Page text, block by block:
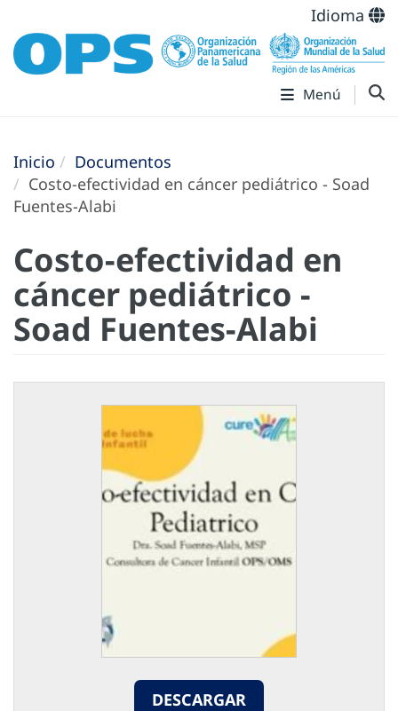
Idioma
Menú
Inicio
Documentos
Costo-efectividad en cáncer pediátrico - Soad
Fuentes-Alabi
Costo-efectividad en
cáncer pediátrico -
Soad Fuentes-Alabi
DESCARGAR